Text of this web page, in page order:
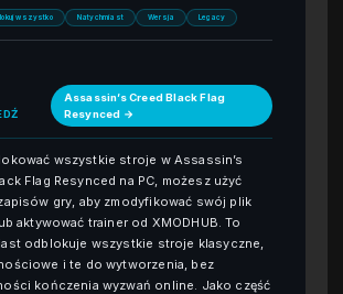
wszystko Natychmiast Wersja Legacy
Assassin’s Creed Black Flag
Resynced →
wszystkie stroje w Assassin’s
Flag Resynced na PC, możesz użyć
gry, aby zmodyfikować swój plik
aktywować trainer od XMODHUB. To
odblokuje wszystkie stroje klasyczne,
i te do wytworzenia, bez
kończenia wyzwań online. Jako część